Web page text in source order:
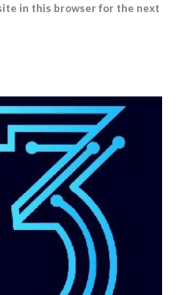
in this browser for the next